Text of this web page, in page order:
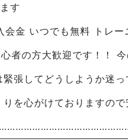
す
金 いつでも無料 トレー
者の方大歓迎です！！
張してどうしようか迷
を心がけておりますの